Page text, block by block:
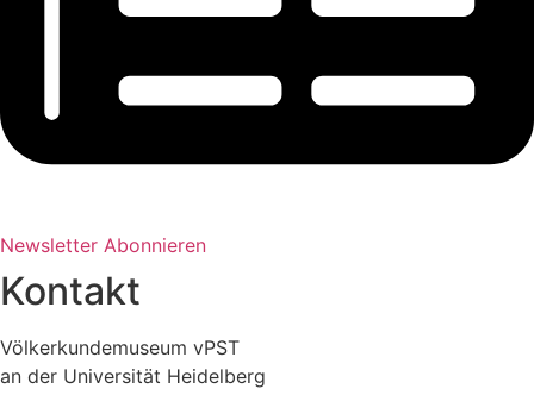
Newsletter Abonnieren
Kontakt
Völkerkundemuseum vPST
an der Universität Heidelberg